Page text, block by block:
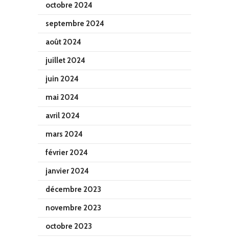
octobre 2024
septembre 2024
août 2024
juillet 2024
juin 2024
mai 2024
avril 2024
mars 2024
février 2024
janvier 2024
décembre 2023
novembre 2023
octobre 2023